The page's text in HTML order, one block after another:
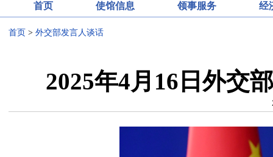
首页 使馆信息 领事服务 经
首页 > 外交部发言人谈话
2025年4月16日外交